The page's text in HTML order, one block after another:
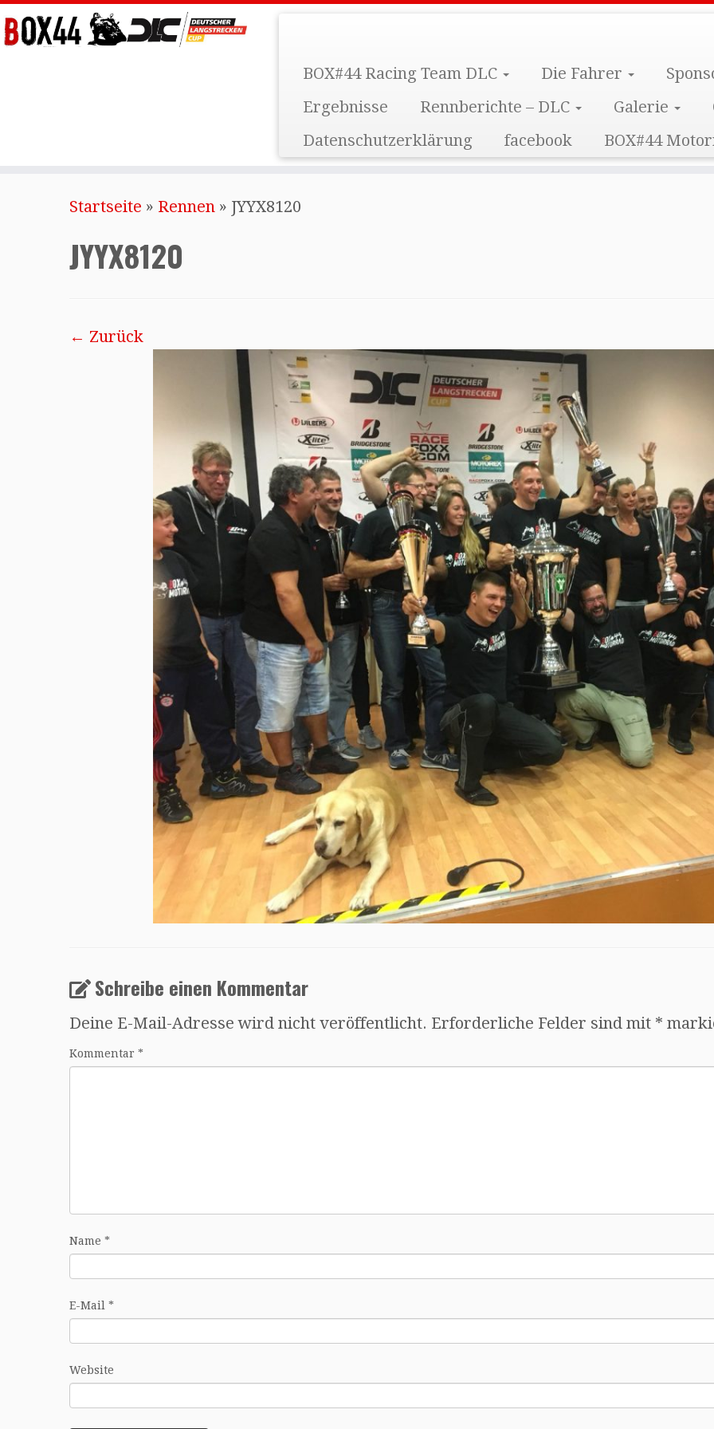
BOX#44 Racing Team DLC Die Fahrer
Ergebnisse
Rennberichte – DLC Galerie
Datenschutzerklärung
facebook BOX#44
Startseite » Rennen » JYYX8120
JYYX8120
← Zurück
Schreibe einen Kommentar
Deine E-Mail-Adresse wird nicht veröffentlicht. Erforderliche Felder sind mit *
Kommentar *
Name *
E-Mail *
Website